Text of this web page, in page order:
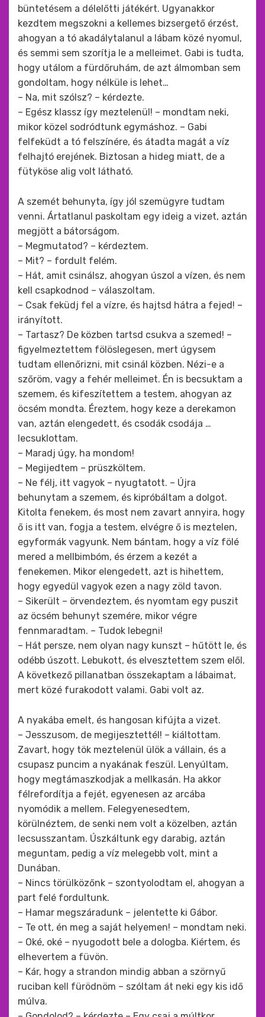
büntetésem a délelőtti játékért. Ugyanakkor
kezdtem megszokni a kellemes bizsergető érzést,
ahogyan a tó akadálytalanul a lábam közé nyomul,
és semmi sem szorítja le a melleimet. Gabi is tudta,
hogy utálom a fürdőruhám, de azt álmomban sem
gondoltam, hogy nélküle is lehet…
– Na, mit szólsz? – kérdezte.
– Egész klassz így meztelenül! – mondtam neki,
mikor közel sodródtunk egymáshoz. – Gabi
felfeküdt a tó felszínére, és átadta magát a víz
felhajtó erejének. Biztosan a hideg miatt, de a
fütyköse alig volt látható.
A szemét behunyta, így jól szemügyre tudtam
venni. Ártatlanul paskoltam egy ideig a vizet, aztán
megjött a bátorságom.
– Megmutatod? – kérdeztem.
– Mit? – fordult felém.
– Hát, amit csinálsz, ahogyan úszol a vízen, és nem
kell csapkodnod – válaszoltam.
– Csak feküdj fel a vízre, és hajtsd hátra a fejed! –
irányított.
– Tartasz? De közben tartsd csukva a szemed! –
figyelmeztettem fölöslegesen, mert úgysem
tudtam ellenőrizni, mit csinál közben. Nézi-e a
szőröm, vagy a fehér melleimet. Én is becsuktam a
szemem, és kifeszítettem a testem, ahogyan az
öcsém mondta. Éreztem, hogy keze a derekamon
van, aztán elengedett, és csodák csodája …
lecsuklottam.
– Maradj úgy, ha mondom!
– Megijedtem – prüszköltem.
– Ne félj, itt vagyok – nyugtatott. – Újra
behunytam a szemem, és kipróbáltam a dolgot.
Kitolta fenekem, és most nem zavart annyira, hogy
ő is itt van, fogja a testem, elvégre ő is meztelen,
egyformák vagyunk. Nem bántam, hogy a víz fölé
mered a mellbimbóm, és érzem a kezét a
fenekemen. Mikor elengedett, azt is hihettem,
hogy egyedül vagyok ezen a nagy zöld tavon.
– Sikerült – örvendeztem, és nyomtam egy puszit
az öcsém behunyt szemére, mikor végre
fennmaradtam. – Tudok lebegni!
– Hát persze, nem olyan nagy kunszt – hűtött le, és
odébb úszott. Lebukott, és elvesztettem szem elől.
A következő pillanatban összekaptam a lábaimat,
mert közé furakodott valami. Gabi volt az.
A nyakába emelt, és hangosan kifújta a vizet.
– Jesszusom, de megijesztettél! – kiáltottam.
Zavart, hogy tök meztelenül ülök a vállain, és a
csupasz puncim a nyakának feszül. Lenyúltam,
hogy megtámaszkodjak a mellkasán. Ha akkor
félrefordítja a fejét, egyenesen az arcába
nyomódik a mellem. Felegyenesedtem,
körülnéztem, de senki nem volt a közelben, aztán
lecsusszantam. Úszkáltunk egy darabig, aztán
meguntam, pedig a víz melegebb volt, mint a
Dunában.
– Nincs törülközőnk – szontyolodtam el, ahogyan a
part felé fordultunk.
– Hamar megszáradunk – jelentette ki Gábor.
– Te ott, én meg a saját helyemen! – mondtam neki.
– Oké, oké – nyugodott bele a dologba. Kiértem, és
elhevertem a füvön.
– Kár, hogy a strandon mindig abban a szörnyű
ruciban kell fürödnöm – szóltam át neki egy kis idő
múlva.